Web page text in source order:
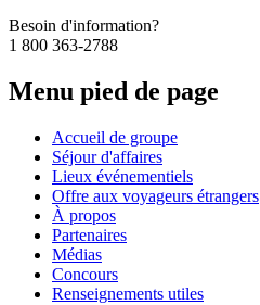
Besoin d'information?
1 800 363-2788
Menu pied de page
Accueil de groupe
Séjour d'affaires
Lieux événementiels
Offre aux voyageurs étrangers
À propos
Partenaires
Médias
Concours
Renseignements utiles